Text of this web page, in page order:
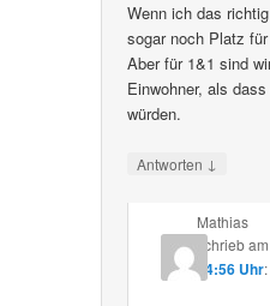
Wenn ich das
sogar noch Platz
Aber für 1&1 sind
Einwohner, als
würden.
Antworten ↓
Mathias
schriebam
14:56 Uhr: